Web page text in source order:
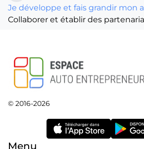
Je développe et fais grandir mon
Collaborer et établir des
© 2016-2026
Menu